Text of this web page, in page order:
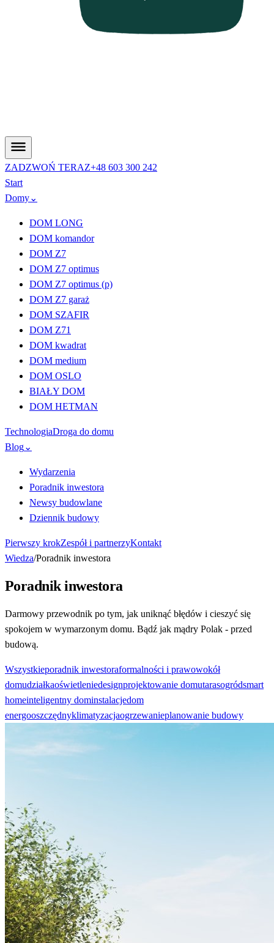
ZADZWOŃ TERAZ+48 603 300 242
Start
Domy⌄
DOM LONG
DOM komandor
DOM Z7
DOM Z7 optimus
DOM Z7 optimus (p)
DOM Z7 garaż
DOM SZAFIR
DOM Z71
DOM kwadrat
DOM medium
DOM OSLO
BIAŁY DOM
DOM HETMAN
TechnologiaDroga do domu
Blog⌄
Wydarzenia
Poradnik inwestora
Newsy budowlane
Dziennik budowy
Pierwszy krokZespół i partnerzyKontakt
Wiedza/Poradnik inwestora
Poradnik inwestora
Darmowy przewodnik po tym, jak uniknąć błędów i cieszyć się
spokojem w wymarzonym domu. Bądź jak mądry Polak - przed
budową.
Wszystkieporadnik inwestoraformalności i prawowokół
domudziałkaoświetleniedesignprojektowanie domutarasogródsmart
homeinteligentny dominstalacjedom
energooszczędnyklimatyzacjaogrzewanieplanowanie budowy